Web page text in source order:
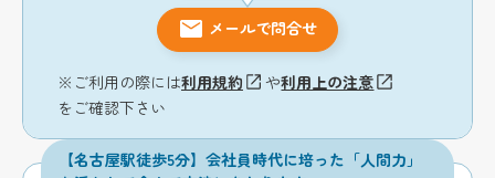
メールで問合せ
※ご利用の際には利用規約 や利用上の注意
をご確認下さい
【名古屋駅徒歩5分】会社員時代に培った「人間力」